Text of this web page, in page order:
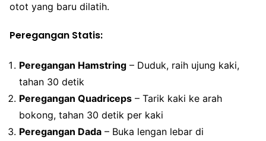
otot yang baru dilatih.
Peregangan Statis:
Peregangan Hamstring – Duduk, raih ujung kaki,
tahan 30 detik
Peregangan Quadriceps – Tarik kaki ke arah
bokong, tahan 30 detik per kaki
Peregangan Dada – Buka lengan lebar di